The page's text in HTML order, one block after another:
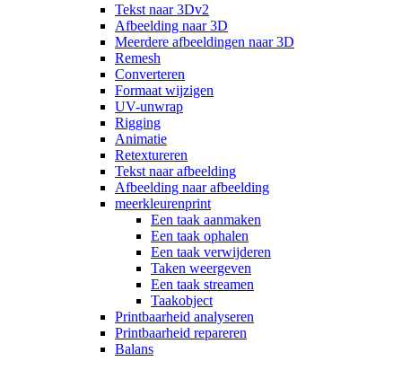
Tekst naar 3Dv2
Afbeelding naar 3D
Meerdere afbeeldingen naar 3D
Remesh
Converteren
Formaat wijzigen
UV-unwrap
Rigging
Animatie
Retextureren
Tekst naar afbeelding
Afbeelding naar afbeelding
meerkleurenprint
Een taak aanmaken
Een taak ophalen
Een taak verwijderen
Taken weergeven
Een taak streamen
Taakobject
Printbaarheid analyseren
Printbaarheid repareren
Balans